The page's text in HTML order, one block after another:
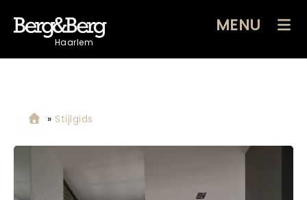
Haarlem
MENU
» Stijlgids